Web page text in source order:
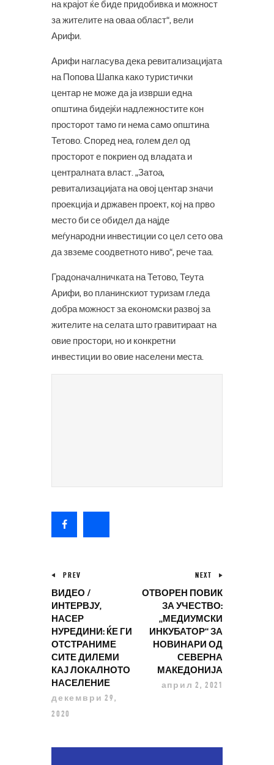
на крајот ќе биде придобивка и можност
за жителите на оваа област“, ​​вели
Арифи.
Арифи нагласува дека ревитализацијата
на Попова Шапка како туристички
центар не може да ја изврши една
општина бидејќи надлежностите кон
просторот тамо ги нема само општина
Тетово. Според неа, голем дел од
просторот е покриен од владата и
централната власт. „Затоа,
ревитализацијата на овој центар значи
проекција и државен проект, кој на прво
место би се обидел да најде
меѓународни инвестиции со цел сето ова
да звземе соодветното ниво“, рече таа.
Градоначалничката на Тетово, Теута
Арифи, во планинскиот туризам гледа
добра можност за економски развој за
жителите на селата што гравитираат на
овие простори, но и конкретни
инвестиции во овие населени места.
PREV
ВИДЕО /
ИНТЕРВЈУ,
НАСЕР
НУРЕДИНИ: ЌЕ ГИ
ОТСТРАНИМЕ
СИТЕ ДИЛЕМИ
КАЈ ЛОКАЛНОТО
НАСЕЛЕНИЕ
декември 29,
2020
NEXT
ОТВОРЕН ПОВИК
ЗА УЧЕСТВО:
„МЕДИУМСКИ
ИНКУБАТОР“ ЗА
НОВИНАРИ ОД
СЕВЕРНА
МАКЕДОНИЈА
април 2, 2021